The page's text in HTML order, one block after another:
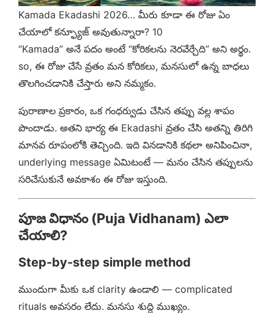
Kamada Ekadashi 2026… మీరు కూడా ఈ రోజు ఏం
చేయాలో కన్ఫ్యూజ్ అవుతున్నారా? 10
“Kamada” అనే పదం అంటే “కోరికలను నెరవేర్చేది” అని అర్థం.
so, ఈ రోజు చేసే వ్రతం మన కోరికలు, మనసులో ఉన్న బాధలు
తొలగించడానికి చేస్తారు అని నమ్మకం.
పురాణాల ప్రకారం, ఒక గంధర్వుడు చేసిన తప్పు వల్ల శాపం
పొందాడు. అతని భార్య ఈ Ekadashi వ్రతం చేసి అతన్ని తిరిగి
మానవ రూపంలోకి తెచ్చింది. ఇది వినడానికి కథలా అనిపించినా,
underlying message ఏమిటంటే — మనం చేసిన తప్పులను
సరిచేసుకునే అవకాశం ఈ రోజు ఇస్తుంది.
పూజ విధానం (Puja Vidhanam) ఎలా
చేయాలి?
Step-by-step simple method
ముందుగా మీకు ఒక clarity ఉండాలి — complicated
rituals అవసరం లేదు. మనసు శుద్ధి ముఖ్యం.